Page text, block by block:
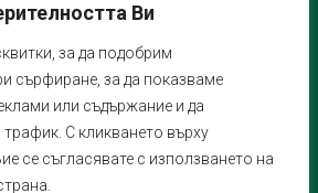
Ви
за да подобрим
сърфиране, за да показваме
или съдържание и да
С кликването върху
се съгласявате с използването на